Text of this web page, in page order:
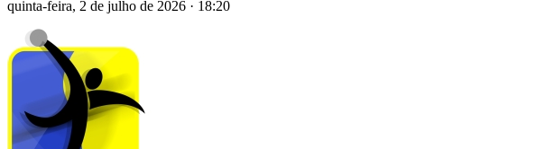
quinta-feira, 2 de julho de 2026 · 18:20